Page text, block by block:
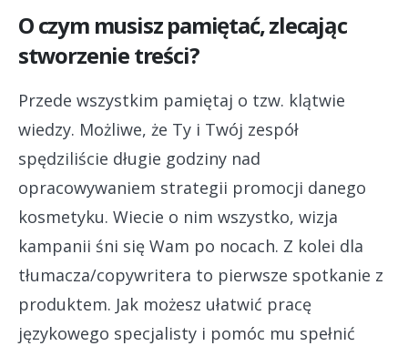
O czym musisz pamiętać, zlecając
stworzenie treści?
Przede wszystkim pamiętaj o tzw. klątwie
wiedzy. Możliwe, że Ty i Twój zespół
spędziliście długie godziny nad
opracowywaniem strategii promocji danego
kosmetyku. Wiecie o nim wszystko, wizja
kampanii śni się Wam po nocach. Z kolei dla
tłumacza/copywritera to pierwsze spotkanie z
produktem. Jak możesz ułatwić pracę
językowego specjalisty i pomóc mu spełnić